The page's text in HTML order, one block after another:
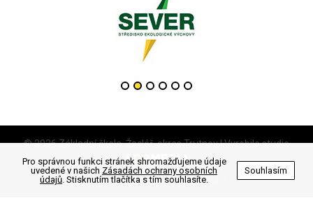
© 2026 Základní škola, Žacléř, okres Trutnov | Vyrobilo studio
Zásady ochrany osobních údajů
Pro správnou funkci stránek shromažďujeme údaje
uvedené v našich Zásadách ochrany osobních
údajů. Stisknutím tlačítka s tím souhlasíte.
Souhlasím